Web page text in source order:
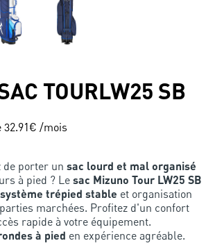
TOURLW25 SB
32.91€ /mois
de porter un sac lourd et mal organisé
à pied ? Le sac Mizuno Tour LW25 SB
système trépied stable et organisation
marchées. Profitez d'un confort
rapide à votre équipement.
à pied en expérience agréable.